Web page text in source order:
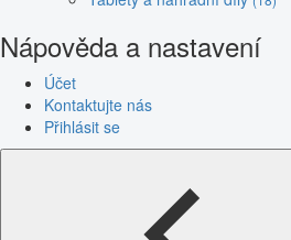
Nápověda a nastavení
Účet
Kontaktujte nás
Přihlásit se